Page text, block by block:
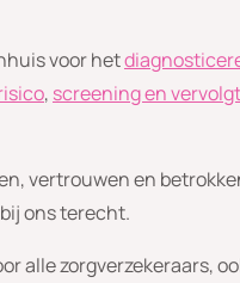
voor het
, screening en
vertrouwen en
ons terecht.
alle zorgverzekeraars,